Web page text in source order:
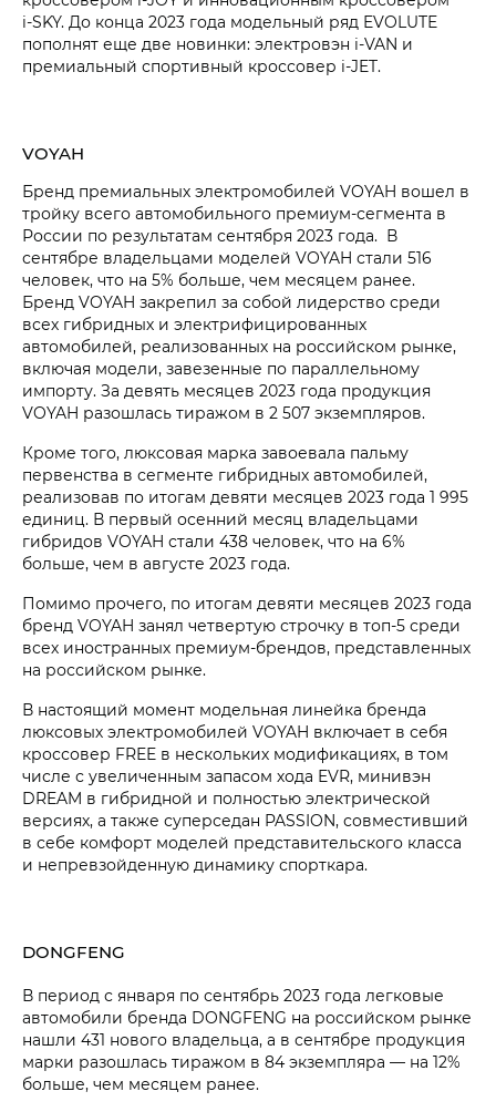
i‑SKY. До конца 2023 года модельный ряд EVOLUTE
пополнят еще две новинки: электровэн i‑VAN и
премиальный спортивный кроссовер i‑JET.
VOYAH
Бренд премиальных электромобилей VOYAH вошел в
тройку всего автомобильного премиум-сегмента в
России по результатам сентября 2023 года. В
сентябре владельцами моделей VOYAH стали 516
человек, что на 5% больше, чем месяцем ранее.
Бренд VOYAH закрепил за собой лидерство среди
всех гибридных и электрифицированных
автомобилей, реализованных на российском рынке,
включая модели, завезенные по параллельному
импорту. За девять месяцев 2023 года продукция
VOYAH разошлась тиражом в 2 507 экземпляров.
Кроме того, люксовая марка завоевала пальму
первенства в сегменте гибридных автомобилей,
реализовав по итогам девяти месяцев 2023 года 1 995
единиц. В первый осенний месяц владельцами
гибридов VOYAH стали 438 человек, что на 6%
больше, чем в августе 2023 года.
Помимо прочего, по итогам девяти месяцев 2023 года
бренд VOYAH занял четвертую строчку в топ-5 среди
всех иностранных премиум-брендов, представленных
на российском рынке.
В настоящий момент модельная линейка бренда
люксовых электромобилей VOYAH включает в себя
кроссовер FREE в нескольких модификациях, в том
числе с увеличенным запасом хода EVR, минивэн
DREAM в гибридной и полностью электрической
версиях, а также суперседан PASSION, совместивший
в себе комфорт моделей представительского класса
и непревзойденную динамику спорткара.
DONGFENG
В период с января по сентябрь 2023 года легковые
автомобили бренда DONGFENG на российском рынке
нашли 431 нового владельца, а в сентябре продукция
марки разошлась тиражом в 84 экземпляра — на 12%
больше, чем месяцем ранее.